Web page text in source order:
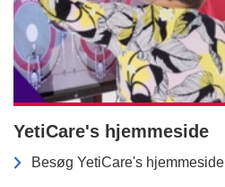
YetiCare's hjemmeside
Besøg YetiCare's hjemmeside